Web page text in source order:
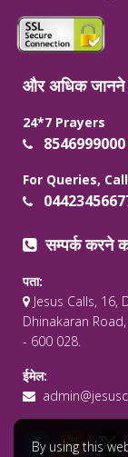
और अधिक जानने
24*7 Prayers
8546999000
For Queries, Call
सम्पर्क करने
पता:
Jesus Calls, 16,
Dhinakaran
- 600 028.
ईमेल:
By using this